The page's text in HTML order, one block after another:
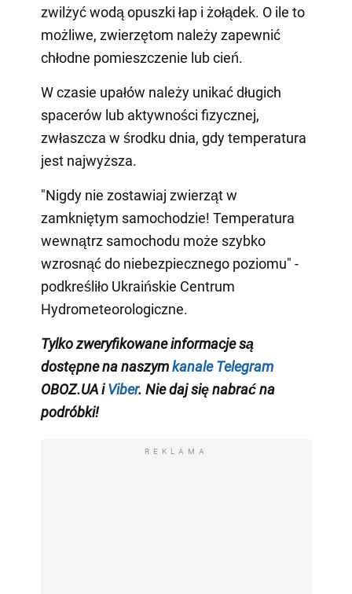
zwilżyć wodą opuszki łap i żołądek. O ile to
możliwe, zwierzętom należy zapewnić
chłodne pomieszczenie lub cień.
W czasie upałów należy unikać długich
spacerów lub aktywności fizycznej,
zwłaszcza w środku dnia, gdy temperatura
jest najwyższa.
"Nigdy nie zostawiaj zwierząt w
zamkniętym samochodzie! Temperatura
wewnątrz samochodu może szybko
wzrosnąć do niebezpiecznego poziomu" -
podkreśliło Ukraińskie Centrum
Hydrometeorologiczne.
Tylko zweryfikowane informacje są
dostępne na naszymkanale Telegram
OBOZ.UA iViber. Nie daj się nabrać na
podróbki!
REKLAMA